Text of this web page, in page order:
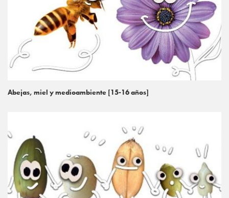
Abejas, miel y medioambiente [15-16 años]